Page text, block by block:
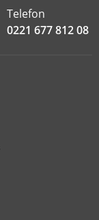
Telefon
0221 677 812 08